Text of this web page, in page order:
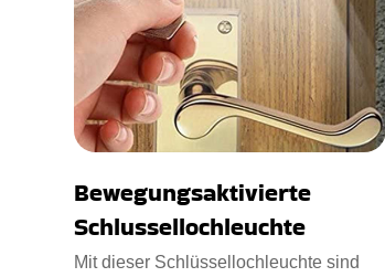
Bewegungsaktivierte
Schlussellochleuchte
Mit dieser Schlüssellochleuchte sind